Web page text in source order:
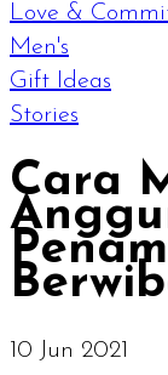
Love &
Men's
Gift Ideas
Stories
Cara
10 Jun 2021